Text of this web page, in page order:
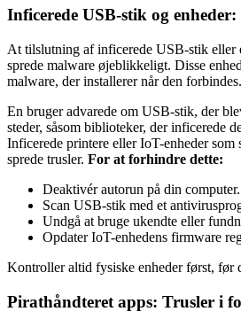
Inficerede USB-stik og
At tilslutning af inficerede USB-stik eller
sprede malware øjeblikkeligt. Disse
malware, der installerer når den forbindes.
En bruger advarede om USB-stik, der
steder, såsom biblioteker, der inficerede
Inficerede printere eller IoT-enheder som
sprede trusler. For at forhindre dette:
Deaktivér autorun på din computer.
Scan USB-stik med et
Undgå at bruge ukendte eller
Opdater IoT-enhedens firmware
Kontroller altid fysiske enheder først, før
Pirathåndteret apps: Trusler i